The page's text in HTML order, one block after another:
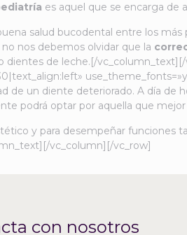
es aquel que se encarga de
salud bucodental entre los
nos debemos olvidar que la
de leche.[/
un diente deteriorado. A día de
podrá optar por aquella que
y para desempeñar funciones
vc_column][/vc_row]
con nosotros